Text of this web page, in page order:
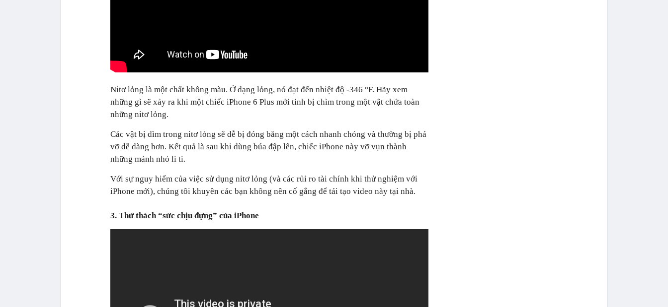
Nitơ lỏng là một chất không màu. Ở dạng lỏng, nó đạt đến nhiệt độ -346 °F. Hãy xem
những gì sẽ xảy ra khi một chiếc iPhone 6 Plus mới tinh bị chìm trong một vật chứa toàn
những nitơ lỏng.
Các vật bị dìm trong nitơ lỏng sẽ dễ bị đóng băng một cách nhanh chóng và thường bị phá
vỡ dễ dàng hơn. Kết quả là sau khi dùng búa đập lên, chiếc iPhone này vỡ vụn thành
những mảnh nhỏ li ti.
Với sự nguy hiểm của việc sử dụng nitơ lỏng (và các rủi ro tài chính khi thử nghiệm với
iPhone mới), chúng tôi khuyên các bạn không nên cố gắng để tái tạo video này tại nhà.
3. Thử thách “sức chịu đựng” của iPhone